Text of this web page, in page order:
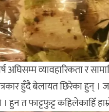
व्यावहारिकता र
हुँदै बेलायत छिरेका हुन् ।
। हुन त फाट्टफुट्ट कहिलेकाहिँ